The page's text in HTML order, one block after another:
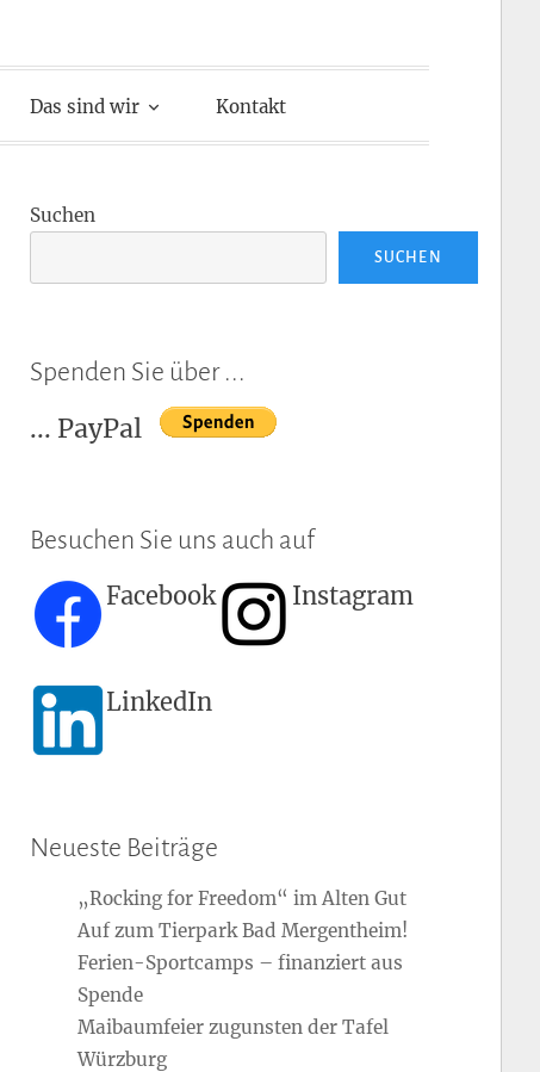
Das sind wir Kontakt
Suchen
SUCHEN
Spenden Sie über ...
... PayPal
Besuchen Sie uns auch auf
Facebook Instagram
LinkedIn
Neueste Beiträge
„Rocking for Freedom“ im Alten Gut
Auf zum Tierpark Bad Mergentheim!
Ferien-Sportcamps – finanziert aus
Spende
Maibaumfeier zugunsten der Tafel
Würzburg